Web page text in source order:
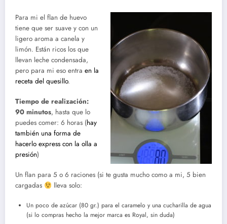
Para mi el flan de huevo
tiene que ser suave y con un
ligero aroma a canela y
limón. Están ricos los que
llevan leche condensada,
pero para mi eso entra en la
receta del quesillo.
Tiempo de realización:
90 minutos, hasta que lo
puedes comer: 6 horas (hay
también una forma de
hacerlo express con la olla a
presión)
Un flan para 5 o 6 raciones (si te gusta mucho como a mi, 5 bien
cargadas
lleva solo:
Un poco de azúcar (80 gr.) para el caramelo y una cucharilla de agua
(si lo compras hecho la mejor marca es Royal, sin duda)